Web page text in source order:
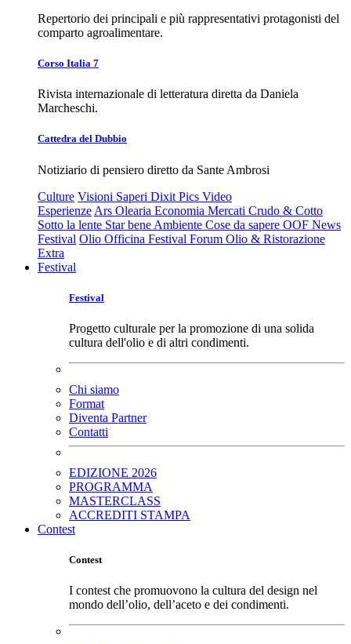
Repertorio dei principali e più rappresentativi protagonisti del
comparto agroalimentare.
Corso Italia 7
Rivista internazionale di letteratura diretta da Daniela
Marcheschi.
Cattedra del Dubbio
Notiziario di pensiero diretto da Sante Ambrosi
Culture Visioni Saperi Dixit Pics Video
Esperienze Ars Olearia Economia Mercati Crudo & Cotto
Sotto la lente Star bene Ambiente Cose da sapere OOF News
Festival Olio Officina Festival Forum Olio & Ristorazione
Extra
Festival
Festival
Progetto culturale per la promozione di una solida
cultura dell'olio e di altri condimenti.
Chi siamo
Format
Diventa Partner
Contatti
EDIZIONE 2026
PROGRAMMA
MASTERCLASS
ACCREDITI STAMPA
Contest
Contest
I contest che promuovono la cultura del design nel
mondo dell’olio, dell’aceto e dei condimenti.